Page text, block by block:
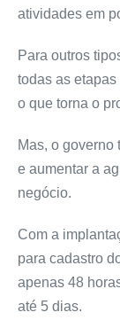
atividades em
Para outros
todas as
o que torna o
Mas, o
e aumentar a
negócio.
Com a
para cadastro
apenas 48
até 5 dias.